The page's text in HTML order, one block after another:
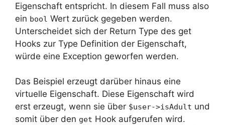
Eigenschaft entspricht. In diesem Fall muss also
ein bool Wert zurück gegeben werden.
Unterscheidet sich der Return Type des get
Hooks zur Type Definition der Eigenschaft,
würde eine Exception geworfen werden.
Das Beispiel erzeugt darüber hinaus eine
virtuelle Eigenschaft. Diese Eigenschaft wird
erst erzeugt, wenn sie über $user->isAdult und
somit über den get Hook aufgerufen wird.